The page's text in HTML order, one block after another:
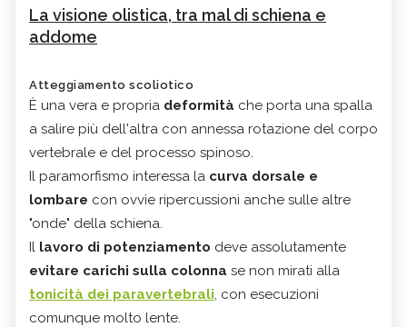
La visione olistica, tra mal di schiena e
addome
Atteggiamento scoliotico
È una vera e propria deformità che porta una spalla
a salire più dell'altra con annessa rotazione del corpo
vertebrale e del processo spinoso.
Il paramorfismo interessa la curva dorsale e
lombare con ovvie ripercussioni anche sulle altre
"onde" della schiena.
Il lavoro di potenziamento deve assolutamente
evitare carichi sulla colonna se non mirati alla
tonicità dei paravertebrali, con esecuzioni
comunque molto lente.